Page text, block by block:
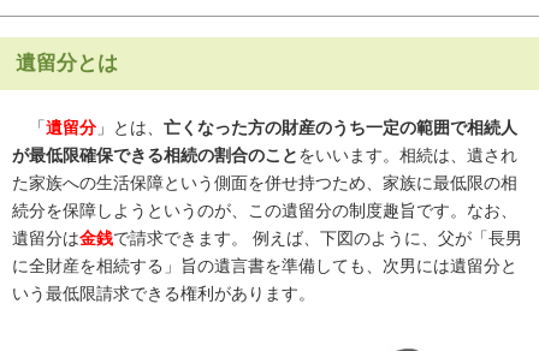
遺留分とは
「遺留分 」とは、 亡くなった方の財産のうち一定の範囲で相続人
が最低限確保できる相続の割合のことをいいます。相続は、遺され
た家族への生活保障という側面を併せ持つため、家族に最低限の相
続分を保障しようというのが、この遺留分の制度趣旨です。なお、
遺留分は金銭で請求できます。 例えば、下図のように、父が「長男
に全財産を相続する」旨の遺言書を準備しても、次男には遺留分と
いう最低限請求できる権利があります。